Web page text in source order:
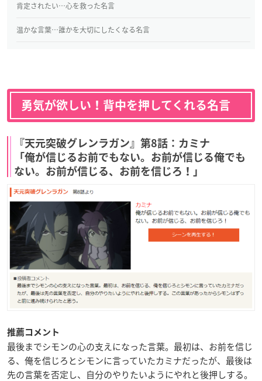
肯定されたい…心を救った名言
温かな言葉…誰かを大切にしたくなる名言
勇気が欲しい！背中を押してくれる名言
『天元突破グレンラガン』第8話：カミナ
「俺が信じるお前でもない。お前が信じる俺でも
ない。お前が信じる、お前を信じろ！」
推薦コメント
最後までシモンの心の支えになった言葉。最初は、お前を信じ
る、俺を信じろとシモンに言っていたカミナだったが、最後は
先の言葉を否定し、自分のやりたいようにやれと後押しする。